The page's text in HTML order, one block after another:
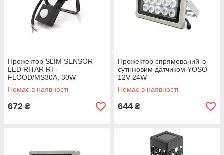
Прожектор SLIM SENSOR
LED RITAR RT-
FLOOD/MS30A, 30W
Немає в наявності
672 ₴
Прожектор спрямований із
сутінковим датчиком YOSO
12V 24W
Немає в наявності
644 ₴